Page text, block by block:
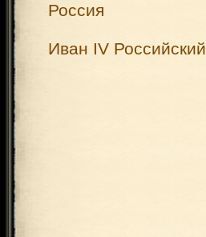
Россия
Иван IV Российский